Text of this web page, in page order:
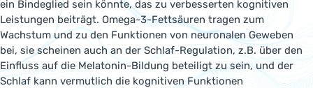
ein Bindeglied sein könnte, das zu verbesserten kognitiven
Leistungen beiträgt. Omega-3-Fettsäuren tragen zum
Wachstum und zu den Funktionen von neuronalen Geweben
bei, sie scheinen auch an der Schlaf-Regulation, z.B. über den
Einfluss auf die Melatonin-Bildung beteiligt zu sein, und der
Schlaf kann vermutlich die kognitiven Funktionen